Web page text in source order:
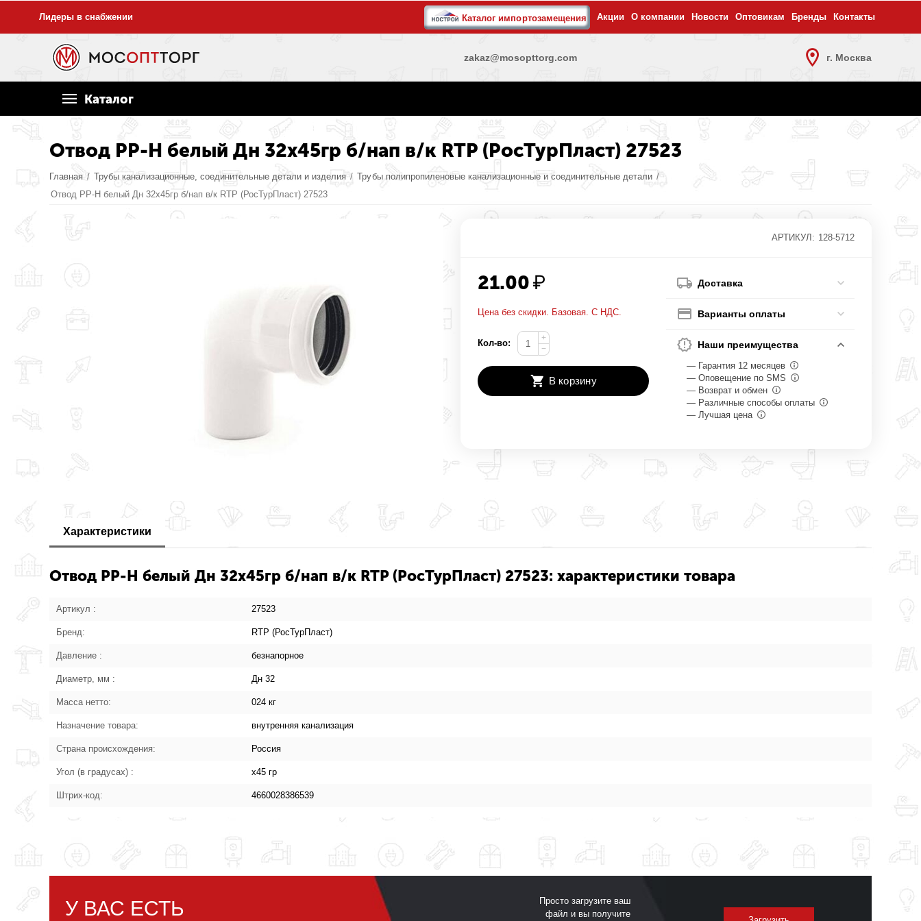
Лидеры в снабжении Каталог импортозамещения Акции О компании Новости Оптовикам Бренды Контакты
zakaz@mosopttorg.com г. Москва
Каталог
Отвод PP-H белый Дн 32х45гр б/нап в/к RTP (РосТурПласт) 27523
Главная / Трубы канализационные, соединительные детали и изделия / Трубы полипропиленовые канализационные и соединительные детали /
Отвод PP-H белый Дн 32х45гр б/нап в/к RTP (РосТурПласт) 27523
АРТИКУЛ: 128-5712
21.00₽
Цена без скидки. Базовая. С НДС.
Кол-во:
+
−
В корзину
Доставка
Варианты оплаты
Наши преимущества
— Гарантия 12 месяцев
— Оповещение по SMS
— Возврат и обмен
— Различные способы оплаты
— Лучшая цена
Характеристики
Отвод PP-H белый Дн 32х45гр б/нап в/к RTP (РосТурПласт) 27523: характеристики товара
Артикул : 27523
Бренд: RTP (РосТурПласт)
Давление : безнапорное
Диаметр, мм : Дн 32
Масса нетто: 024 кг
Назначение товара: внутренняя канализация
Страна происхождения: Россия
Угол (в градусах) : х45 гр
Штрих-код: 4660028386539
У ВАС ЕСТЬ
Просто загрузите ваш
файл и вы получите